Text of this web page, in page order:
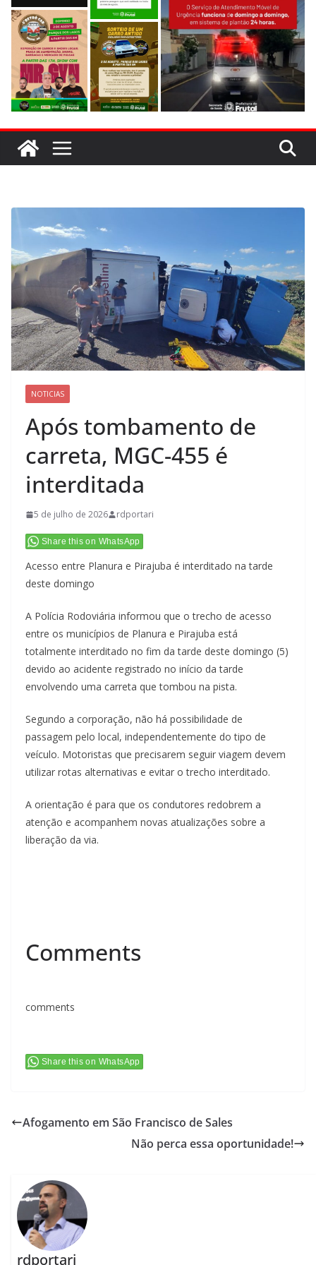
NOTICIAS
Após tombamento de
carreta, MGC-455 é
interditada
5 de julho de 2026 rdportari
Share this on WhatsApp
Acesso entre Planura e Pirajuba é interditado na tarde
deste domingo
A Polícia Rodoviária informou que o trecho de acesso
entre os municípios de Planura e Pirajuba está
totalmente interditado no fim da tarde deste domingo (5)
devido ao acidente registrado no início da tarde
envolvendo uma carreta que tombou na pista.
Segundo a corporação, não há possibilidade de
passagem pelo local, independentemente do tipo de
veículo. Motoristas que precisarem seguir viagem devem
utilizar rotas alternativas e evitar o trecho interditado.
A orientação é para que os condutores redobrem a
atenção e acompanhem novas atualizações sobre a
liberação da via.
Comments
comments
Share this on WhatsApp
Afogamento em São Francisco de Sales
Não perca essa oportunidade!
rdportari